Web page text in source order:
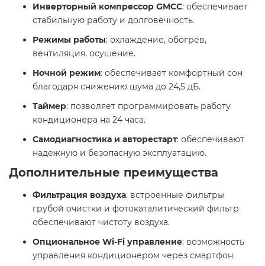
Инверторный компрессор GMCC: обеспечивает
стабильную работу и долговечность.
Режимы работы: охлаждение, обогрев,
вентиляция, осушение.
Ночной режим: обеспечивает комфортный сон
благодаря снижению шума до 24,5 дБ.
Таймер: позволяет программировать работу
кондиционера на 24 часа.
Самодиагностика и авторестарт: обеспечивают
надежную и безопасную эксплуатацию. ​
Дополнительные преимущества
Фильтрация воздуха: встроенные фильтры
грубой очистки и фотокаталитический фильтр
обеспечивают чистоту воздуха.
Опциональное Wi-Fi управление: возможность
управления кондиционером через смартфон.